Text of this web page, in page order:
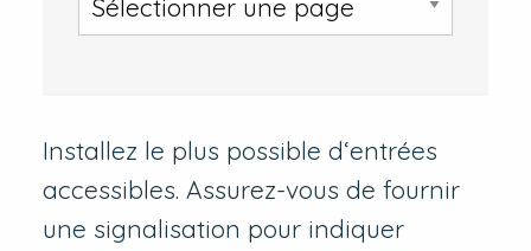
Installez le plus possible d‘entrées
accessibles. Assurez-vous de fournir
une signalisation pour indiquer